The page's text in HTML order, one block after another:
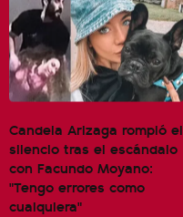
Candela Arizaga rompió el
silencio tras el escándalo
con Facundo Moyano:
"Tengo errores como
cualquiera"